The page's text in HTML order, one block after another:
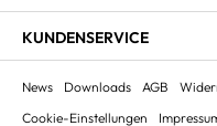
KUNDENSERVICE
News Downloads AGB
Cookie-Einstellungen